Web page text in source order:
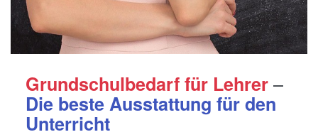
Grundschulbedarf für Lehrer–
Die beste Ausstattung für den
Unterricht